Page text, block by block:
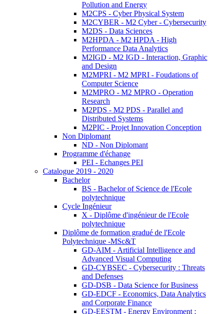
Pollution and Energy
M2CPS - Cyber Physical System
M2CYBER - M2 Cyber - Cybersecurity
M2DS - Data Sciences
M2HPDA - M2 HPDA - High
Performance Data Analytics
M2IGD - M2 IGD - Interaction, Graphic
and Design
M2MPRI - M2 MPRI - Foudations of
Computer Science
M2MPRO - M2 MPRO - Operation
Research
M2PDS - M2 PDS - Parallel and
Distributed Systems
M2PIC - Projet Innovation Conception
Non Diplomant
ND - Non Diplomant
Programme d'échange
PEI - Echanges PEI
Catalogue 2019 - 2020
Bachelor
BS - Bachelor of Science de l'Ecole
polytechnique
Cycle Ingénieur
X - Diplôme d'ingénieur de l'Ecole
polytechnique
Diplôme de formation gradué de l'Ecole
Polytechnique -MSc&T
GD-AIM - Artificial Intelligence and
Advanced Visual Computing
GD-CYBSEC - Cybersecurity : Threats
and Defenses
GD-DSB - Data Science for Business
GD-EDCF - Economics, Data Analytics
and Corporate Finance
GD-EESTM - Energy Environment :